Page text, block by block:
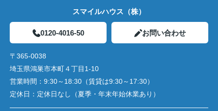
スマイルハウス（株）
0120-4016-50 お問い合わせ
〒365-0038
埼玉県鴻巣市本町４丁目1-10
営業時間： 9:30～18:30（賃貸は9:30～17:30）
定休日： 定休日なし（夏季・年末年始休業あり）